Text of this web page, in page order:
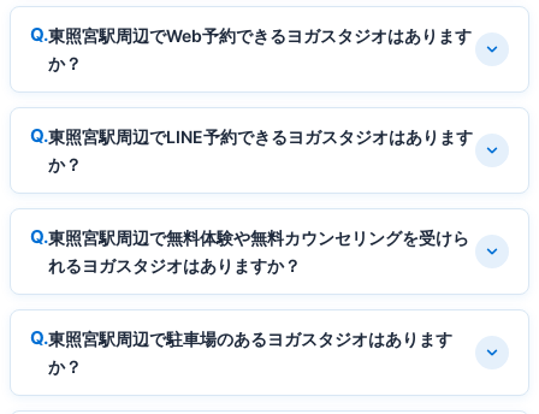
東照宮駅周辺でWeb予約できるヨガスタジオはあります
か？
東照宮駅周辺でLINE予約できるヨガスタジオはあります
か？
東照宮駅周辺で無料体験や無料カウンセリングを受けら
れるヨガスタジオはありますか？
東照宮駅周辺で駐車場のあるヨガスタジオはあります
か？